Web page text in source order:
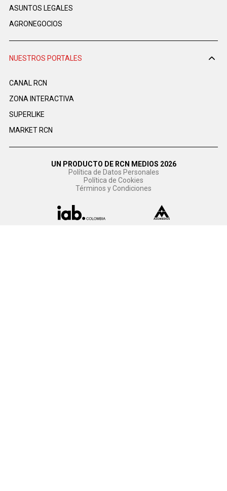
ASUNTOS LEGALES
AGRONEGOCIOS
NUESTROS PORTALES
CANAL RCN
ZONA INTERACTIVA
SUPERLIKE
MARKET RCN
UN PRODUCTO DE RCN MEDIOS 2026
Política de Datos Personales
Política de Cookies
Términos y Condiciones